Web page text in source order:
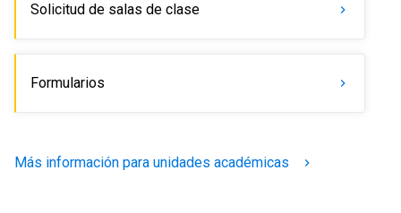
Solicitud de salas de clase keyboard_arrow_right
Formularios keyboard_arrow_right
Más información para unidades académicas keyboard_arrow_right